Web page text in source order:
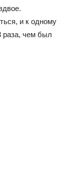
и к одному
раза, чем был